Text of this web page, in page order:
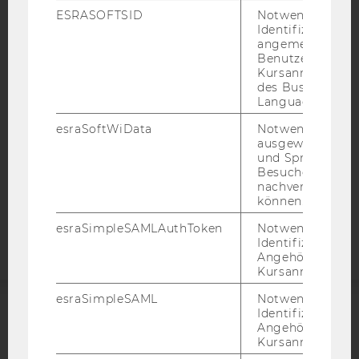
IMPRESSUM
BARRIEREFREIHEITSERKLÄRUNG WEBSEITE
DATENSCHUTZERKLÄRUNG
DATENSCHUTZERKLÄRUNG SOCIAL MEDIA
DATENSCHUTZERKLÄRUNG
STUDIENBEWERBER*INNEN UND STUDIERENDE
Barrierefreiheitserklärung
Webseite
ESRASOFTSID
Notwendig zur
Identifizierung
angemeldeten
Benutzers im
des Business
Language
esraSoftWiData
Notwendig um
ausgewählte
und
Besuchers
nachverfolgen
können.
esraSimpleSAMLAuthToken
Notwendig zur
Identifizierung
Angehörige/r für
Kursanmeldung.
esraSimpleSAML
Notwendig zur
Identifizierung
Angehörige/r für
Kursanmeldung.